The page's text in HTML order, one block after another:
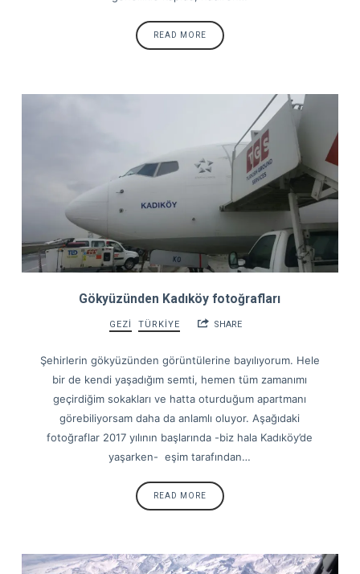
READ MORE
Gökyüzünden Kadıköy fotoğrafları
GEZİ TÜRKİYE SHARE
Şehirlerin gökyüzünden görüntülerine bayılıyorum. Hele
bir de kendi yaşadığım semti, hemen tüm zamanımı
geçirdiğim sokakları ve hatta oturduğum apartmanı
görebiliyorsam daha da anlamlı oluyor. Aşağıdaki
fotoğraflar 2017 yılının başlarında -biz hala Kadıköy’de
yaşarken- eşim tarafından…
READ MORE